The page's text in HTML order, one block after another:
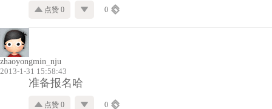
点赞 0 0
zhaoyongmin_nju
2013-1-31 15:58:43
准备报名哈
点赞 0 0